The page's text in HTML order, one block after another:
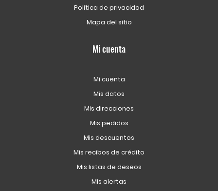
Política de privacidad
Mapa del sitio
Mi cuenta
Mi cuenta
Mis datos
Mis direcciones
Mis pedidos
Mis descuentos
Mis recibos de crédito
Mis listas de deseos
Mis alertas